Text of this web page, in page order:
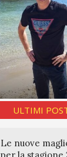
ULTIMI
Le nuove